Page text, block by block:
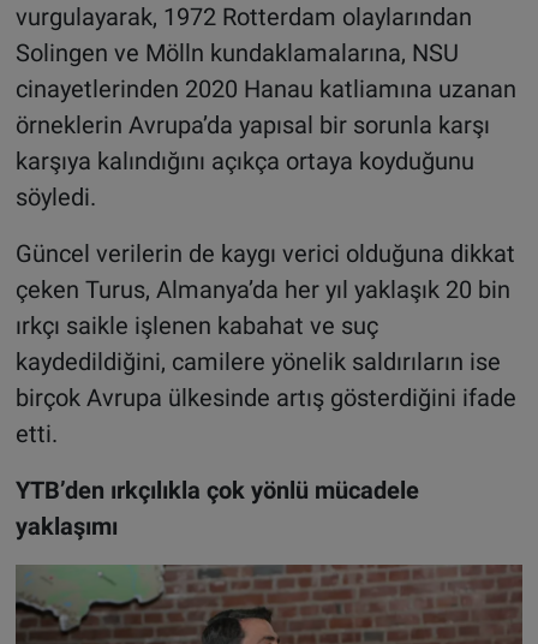
vurgulayarak, 1972 Rotterdam olaylarından
Solingen ve Mölln kundaklamalarına, NSU
cinayetlerinden 2020 Hanau katliamına uzanan
örneklerin Avrupa’da yapısal bir sorunla karşı
karşıya kalındığını açıkça ortaya koyduğunu
söyledi.
Güncel verilerin de kaygı verici olduğuna dikkat
çeken Turus, Almanya’da her yıl yaklaşık 20 bin
ırkçı saikle işlenen kabahat ve suç
kaydedildiğini, camilere yönelik saldırıların ise
birçok Avrupa ülkesinde artış gösterdiğini ifade
etti.
YTB’den ırkçılıkla çok yönlü mücadele
yaklaşımı